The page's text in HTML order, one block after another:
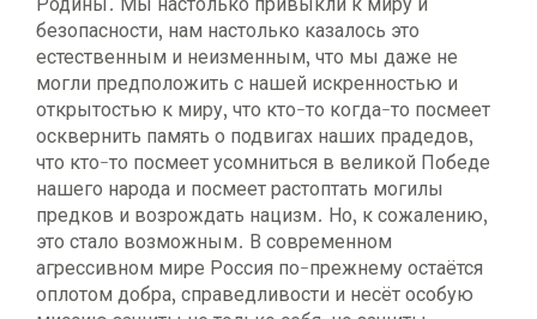
безопасности, нам настолько казалось это
естественным и неизменным, что мы даже не
могли предположить с нашей искренностью и
открытостью к миру, что кто-то когда-то посмеет
осквернить память о подвигах наших прадедов,
что кто-то посмеет усомниться в великой Победе
нашего народа и посмеет растоптать могилы
предков и возрождать нацизм. Но, к сожалению,
это стало возможным. В современном
агрессивном мире Россия по-прежнему остаётся
оплотом добра, справедливости и несёт особую